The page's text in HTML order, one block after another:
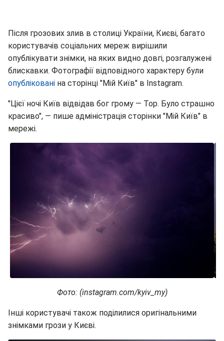
Після грозових злив в столиці України, Києві, багато
користувачів соціальних мереж вирішили
опублікувати знімки, на яких видно довгі, розгалужені
блискавки. Фотографії відповідного характеру були
опубліковані на сторінці "Мій Київ" в Instagram.
"Цієї ночі Київ відвідав бог грому — Тор. Було страшно
красиво", — пише адміністрація сторінки "Мій Київ" в
мережі.
Фото: (instagram.com/kyiv_my)
Інші користувачі також поділилися оригінальними
знімками грози у Києві.